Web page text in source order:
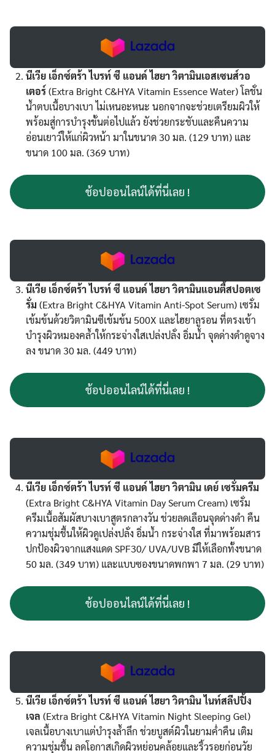
Search
นีเวีย เอ็กซ์ตร้า ไบรท์ ซี แอนด์ ไฮยา วิตามินเอสเซนส์วอ
เตอร์(Extra Bright C&HYA Vitamin Essence Water) โลชั่น
น้ำตบเนื้อบางเบา ไม่เหนอะหนะ นอกจากจะช่วยเตรียมผิวให้
พร้อมสู่การบำรุงขั้นต่อไปแล้ว ยังช่วยกระชับและคืนความ
อ่อนเยาว์ให้แก่ผิวหน้า มาในขนาด 30 มล. (129 บาท) และ
ขนาด 100 มล. (369 บาท)
ช้อปออนไลน์ได้ที่นี่เลย !
นีเวีย เอ็กซ์ตร้า ไบรท์ ซี แอนด์ ไฮยา วิตามินแอนตี้สปอตเซ
รั่ม (Extra Bright C&HYA Vitamin Anti-Spot Serum) เซรั่ม
เข้มข้นด้วยวิตามินซีเข้มข้น 500X และไฮยาลูรอน ที่ตรงเข้า
บำรุงผิวหมองคล้ำให้กระจ่างใสเปล่งปลั่ง อิ่มน้ำ จุดด่างดำดูจาง
ลง ขนาด 30 มล. (449 บาท)
ช้อปออนไลน์ได้ที่นี่เลย !
นีเวีย เอ็กซ์ตร้า ไบรท์ ซี แอนด์ ไฮยา วิตามิน เดย์ เซรั่มครีม
(Extra Bright C&HYA Vitamin Day Serum Cream) เซรั่ม
ครีมเนื้อสัมผัสบางเบาสูตรกลางวัน ช่วยลดเลือนจุดด่างดำ คืน
ความชุ่มชื้นให้ผิวดูเปล่งปลั่ง อิ่มน้ำ กระจ่างใส ที่มาพร้อมสาร
ปกป้องผิวจากแสงแดด SPF30/ UVA/UVB มีให้เลือกทั้งขนาด
50 มล. (349 บาท) และแบบซองขนาดพกพา 7 มล. (29 บาท)
ช้อปออนไลน์ได้ที่นี่เลย !
นีเวีย เอ็กซ์ตร้า ไบรท์ ซี แอนด์ ไฮยา วิตามิน ไนท์สลีปปิ้ง
เจล (Extra Bright C&HYA Vitamin Night Sleeping Gel)
เจลเนื้อบางเบาแต่บำรุงล้ำลึก ช่วยบูสต์ผิวในยามค่ำคืน เติม
ความชุ่มชื้น ลดโอกาสเกิดผิวหย่อนคล้อยและริ้วรอยก่อนวัย